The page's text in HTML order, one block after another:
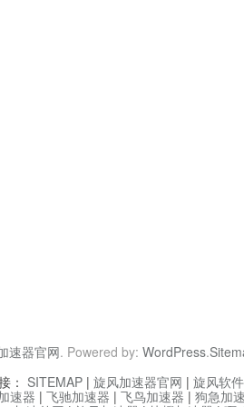
速器官网. Powered by: WordPress.
： SITEMAP | 旋风加速器官网 | 旋风软
速器 | 飞驰加速器 | 飞鸟加速器 | 狗急加